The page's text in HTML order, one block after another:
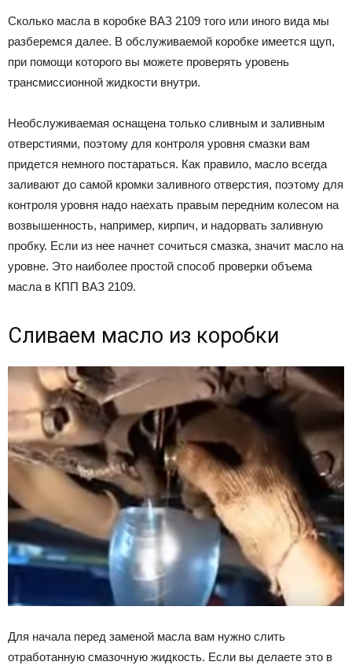
Сколько масла в коробке ВАЗ 2109 того или иного вида мы
разберемся далее. В обслуживаемой коробке имеется щуп,
при помощи которого вы можете проверять уровень
трансмиссионной жидкости внутри.
Необслуживаемая оснащена только сливным и заливным
отверстиями, поэтому для контроля уровня смазки вам
придется немного постараться. Как правило, масло всегда
заливают до самой кромки заливного отверстия, поэтому для
контроля уровня надо наехать правым передним колесом на
возвышенность, например, кирпич, и надорвать заливную
пробку. Если из нее начнет сочиться смазка, значит масло на
уровне. Это наиболее простой способ проверки объема
масла в КПП ВАЗ 2109.
Сливаем масло из коробки
Для начала перед заменой масла вам нужно слить
отработанную смазочную жидкость. Если вы делаете это в